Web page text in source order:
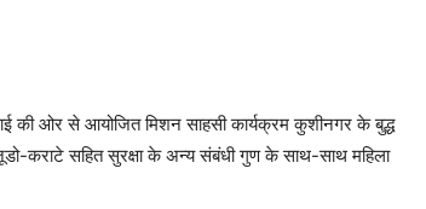
की ओर से आयोजित मिशन साहसी कार्यक्रम कुशीनगर के बुद्ध
कराटे सहित सुरक्षा के अन्य संबंधी गुण के साथ-साथ महिला